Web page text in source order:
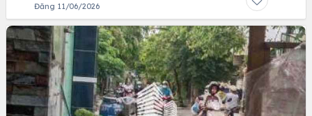
Đăng 11/06/2026